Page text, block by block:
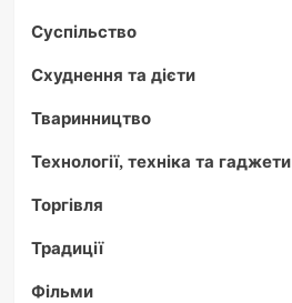
Суспільство
Схуднення та дієти
Тваринництво
Технології, техніка та гаджети
Торгівля
Традиції
Фільми